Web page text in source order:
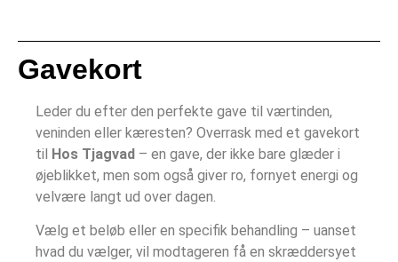
Gavekort
Leder du efter den perfekte gave til værtinden,
veninden eller kæresten? Overrask med et gavekort
til Hos Tjagvad – en gave, der ikke bare glæder i
øjeblikket, men som også giver ro, fornyet energi og
velvære langt ud over dagen.
Vælg et beløb eller en specifik behandling – uanset
hvad du vælger, vil modtageren få en skræddersyet